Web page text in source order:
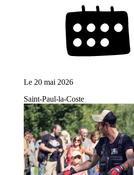
Le 20 mai 2026
Saint-Paul-la-Coste